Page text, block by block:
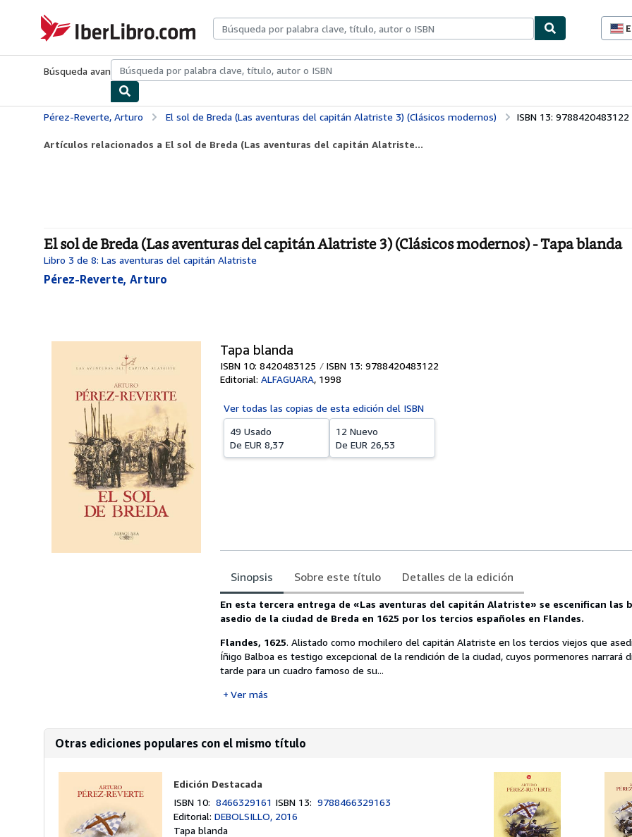
IberLibro.com
Búsqueda avanzadaColecciones Libros antiguosArte y coleccionismo
Pérez-Reverte, Arturo El sol de Breda (Las aventuras del capitán Alatriste 3) (Clásicos modernos) ISBN 13: 9788420483122
Artículos relacionados a El sol de Breda (Las aventuras del capitán Alatriste...
El sol de Breda (Las aventuras del capitán Alatriste 3) (Clásicos modernos) - Tapa blanda
Libro 3 de 8: Las aventuras del capitán Alatriste
Pérez-Reverte, Arturo
Tapa blanda
ISBN 10: 8420483125
ISBN 13: 9788420483122
Editorial: ALFAGUARA, 1998
Ver todas las copias de esta edición del ISBN
49 Usado
De EUR 8,37
12 Nuevo
De EUR 26,53
Sinopsis Sobre este título Detalles de la edición
Sinopsis
En esta tercera entrega de «Las aventuras del capitán Alatriste» se escenifican las
asedio de la ciudad de Breda en 1625 por los tercios españoles en Flandes.
Flandes, 1625. Alistado como mochilero del capitán Alatriste en los tercios viejos que
Íñigo Balboa es testigo excepcional de la rendición de la ciudad, cuyos pormenores narrará
tarde para un cuadro famoso de su...
Ver más
Otras ediciones populares con el mismo título
Edición Destacada
ISBN 10:8466329161 ISBN 13:9788466329163
Editorial:DEBOLSILLO, 2016
Tapa blanda